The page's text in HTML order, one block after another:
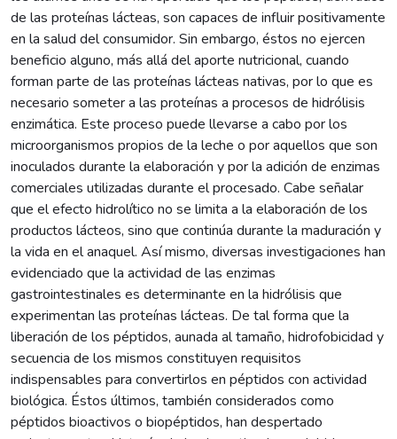
de las proteínas lácteas, son capaces de influir positivamente
en la salud del consumidor. Sin embargo, éstos no ejercen
beneficio alguno, más allá del aporte nutricional, cuando
forman parte de las proteínas lácteas nativas, por lo que es
necesario someter a las proteínas a procesos de hidrólisis
enzimática. Este proceso puede llevarse a cabo por los
microorganismos propios de la leche o por aquellos que son
inoculados durante la elaboración y por la adición de enzimas
comerciales utilizadas durante el procesado. Cabe señalar
que el efecto hidrolítico no se limita a la elaboración de los
productos lácteos, sino que continúa durante la maduración y
la vida en el anaquel. Así mismo, diversas investigaciones han
evidenciado que la actividad de las enzimas
gastrointestinales es determinante en la hidrólisis que
experimentan las proteínas lácteas. De tal forma que la
liberación de los péptidos, aunada al tamaño, hidrofobicidad y
secuencia de los mismos constituyen requisitos
indispensables para convertirlos en péptidos con actividad
biológica. Éstos últimos, también considerados como
péptidos bioactivos o biopéptidos, han despertado